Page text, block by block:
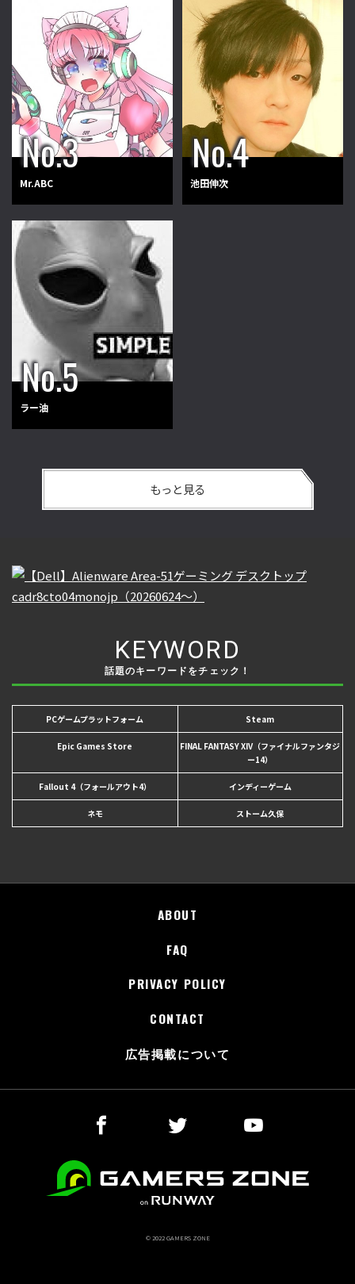
Mr.ABC 池田伸次
ラー油
もっと見る
KEYWORD
話題のキーワードをチェック！
PCゲームプラットフォーム Steam
Epic Games Store
FINAL FANTASY XIV（ファイナルファンタジ
ー14）
Fallout 4（フォールアウト4） インディーゲーム
ネモ ストーム久保
ABOUT
FAQ
PRIVACY POLICY
CONTACT
広告掲載について
© 2022 GAMERS ZONE